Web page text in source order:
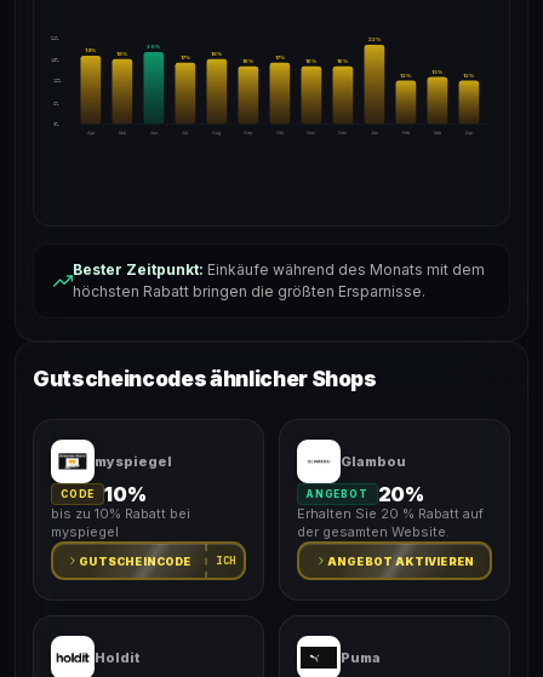
24%
18%
12%
6%
0%
Apr
19%
Mai
18%
Jun
20%
Jul
17%
Aug
18%
Sep
16%
Okt
17%
Nov
16%
Dez
16%
Jan
22%
Feb
12%
Mär
13%
Apr
12%
Bester Zeitpunkt: Einkäufe während des Monats mit dem
höchsten Rabatt bringen die größten Ersparnisse.
Gutscheincodes ähnlicher Shops
myspiegel
CODE 10%
bis zu 10% Rabatt bei
myspiegel
GUTSCHEINCODE ICH
Glambou
ANGEBOT 20%
Erhalten Sie 20 % Rabatt auf
der gesamten Website.
ANGEBOT AKTIVIEREN
Holdit Puma